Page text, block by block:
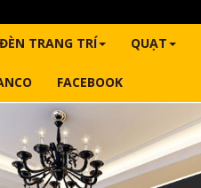
ĐÈN TRANG TRÍ QUẠT
FACEBOOK